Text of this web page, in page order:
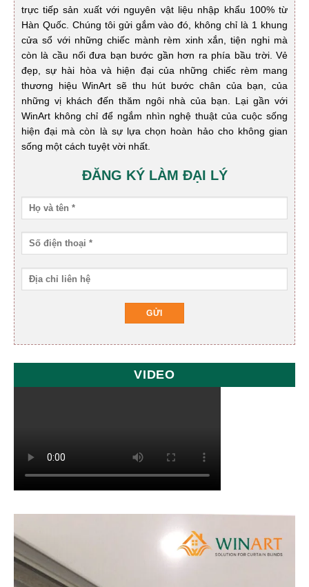
trực tiếp sản xuất với nguyên vật liệu nhập khẩu 100% từ
Hàn Quốc. Chúng tôi gửi gắm vào đó, không chỉ là 1 khung
cửa sổ với những chiếc mành rèm xinh xắn, tiện nghi mà
còn là cầu nối đưa bạn bước gần hơn ra phía bầu trời. Vẻ
đẹp, sự hài hòa và hiện đại của những chiếc rèm mang
thương hiệu WinArt sẽ thu hút bước chân của bạn, của
những vị khách đến thăm ngôi nhà của bạn. Lại gần với
WinArt không chỉ để ngắm nhìn nghệ thuật của cuộc sống
hiện đại mà còn là sự lựa chọn hoàn hảo cho không gian
sống một cách tuyệt vời nhất.
ĐĂNG KÝ LÀM ĐẠI LÝ
VIDEO